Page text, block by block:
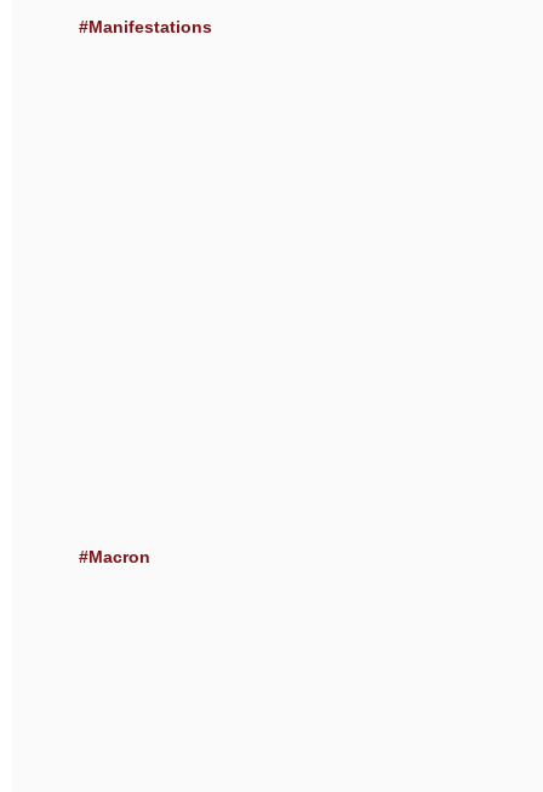
#Manifestations
#Macron